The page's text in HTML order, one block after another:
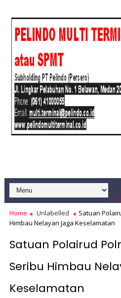
Home Unlabelled
Satuan
Himbau Nelayan Jaga Keselamatan
Satuan Polairud
Seribu Himbau
Keselamatan